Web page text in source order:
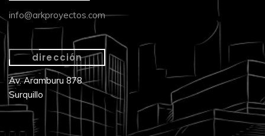
info@arkproyectos.com
dirección
Av. Aramburu 878
Surquillo